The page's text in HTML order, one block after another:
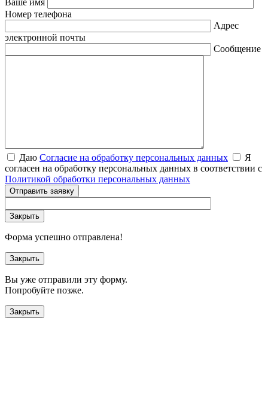
Ваше имя
Номер телефона
Адрес
электронной почты
Сообщение
Даю Согласие на обработку персональных данных
Я
согласен на обработку персональных данных в соответствии с
Политикой обработки персональных данных
Отправить заявку
Закрыть
Форма успешно отправлена!
Закрыть
Вы уже отправили эту форму.
Попробуйте позже.
Закрыть